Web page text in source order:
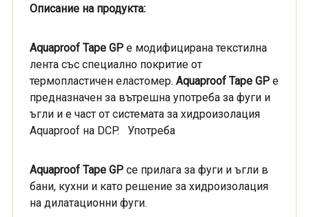
Описание на продукта:
Aquaproof Tape GPе модифицирана текстилна
лента със специално покритие от
термопластичен еластомер. Aquaproof Tape GPе
предназначен за вътрешна употреба за фуги и
ъгли и е част от системата за хидроизолация
Aquaproof на DCP. Употреба
Aquaproof Tape GPсе прилага за фуги и ъгли в
бани, кухни и като решение за хидроизолация
на дилатационни фуги.